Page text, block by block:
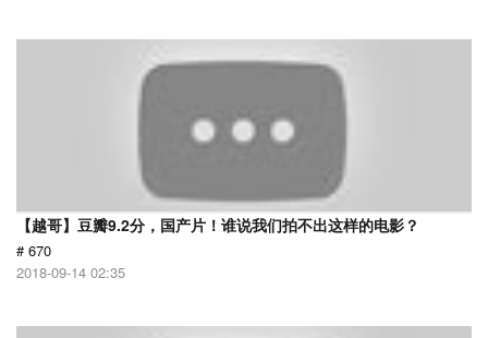
【越哥】豆瓣9.2分，国产片！谁说我们拍不出这样的电影？
# 670
2018-09-14 02:35